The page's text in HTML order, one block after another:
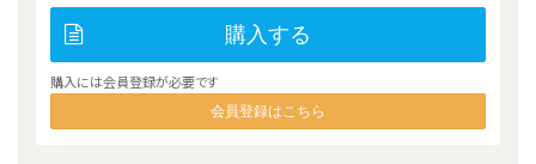
購入する
購入には会員登録が必要です
会員登録はこちら